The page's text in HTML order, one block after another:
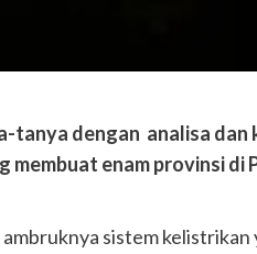
dengan analisa dan
enam provinsi di
sistem kelistrikan